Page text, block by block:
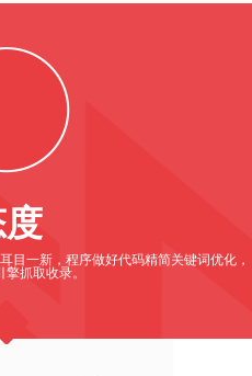
目一新，程序做好代码精简关键词优化，
擎抓取收录。